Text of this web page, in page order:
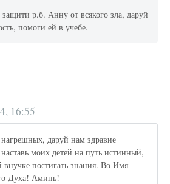
р.б. Анну от всякого зла, даруй
помоги ей в учебе.
16:55
даруй нам здравие
моих детей на путь истинный,
внучке постигать знания. Во Имя
Духа! Аминь!